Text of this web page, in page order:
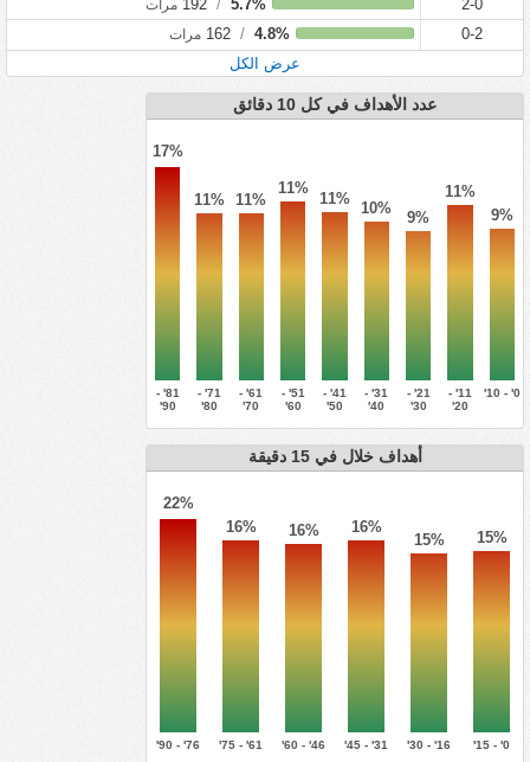
2-0
5.7%
/
192 مرات
0-2
4.8%
/
162 مرات
عرض الكل
عدد الأهداف في كل 10 دقائق
17%
11% 11%
11%
11%
10%
9%
11%
9%
81' -
90'
71' -
80'
61' -
70'
51' -
60'
41' -
50'
31' -
40'
21' -
30'
11' -
20'
0' - 10'
أهداف خلال في 15 دقيقة
22%
16%
16% 16%
15% 15%
76' - 90' 61' - 75' 46' - 60' 31' - 45' 16' - 30' 0' - 15'